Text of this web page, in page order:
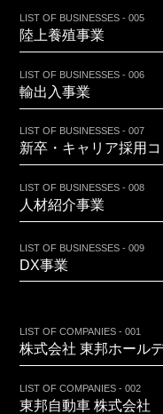
LIST OF BUSINESSES - 005
陸上養殖事業
LIST OF BUSINESSES - 006
輸出入事業
LIST OF BUSINESSES - 007
新卒・キャリア採用
LIST OF BUSINESSES - 008
人材紹介事業
LIST OF BUSINESSES - 009
DX事業
LIST OF COMPANIES - 001
株式会社 東邦ホール
LIST OF COMPANIES - 002
東邦自動車 株式会社